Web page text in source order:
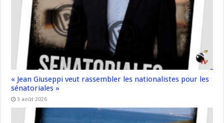
« Jean Giuseppi veut rassembler les nationalistes pour les
sénatoriales »
3 août 2026